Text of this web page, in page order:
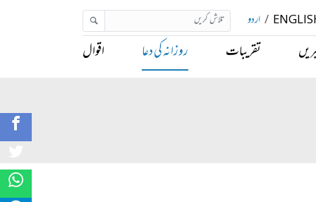
/ اردو
تقریبات روزانہ کی دعا اقوال